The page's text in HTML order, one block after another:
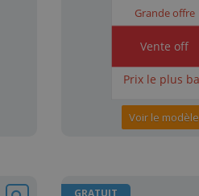
Voir le modèle
GRATUIT